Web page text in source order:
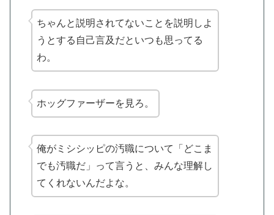
ちゃんと説明されてないことを説明しよ
うとする自己言及だといつも思ってる
わ。
ホッグファーザーを見ろ。
俺がミシシッピの汚職について「どこま
でも汚職だ」って言うと、みんな理解し
てくれないんだよな。